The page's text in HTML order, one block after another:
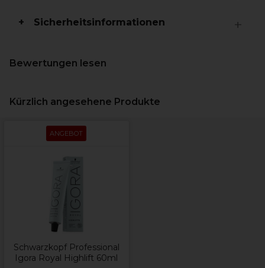
Sicherheitsinformationen
Bewertungen lesen
Kürzlich angesehene Produkte
ANGEBOT
Schwarzkopf Professional
Igora Royal Highlift 60ml